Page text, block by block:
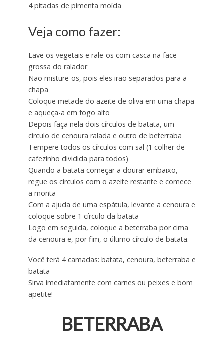
4 pitadas de pimenta moída
Veja como fazer:
Lave os vegetais e rale-os com casca na face
grossa do ralador
Não misture-os, pois eles irão separados para a
chapa
Coloque metade do azeite de oliva em uma chapa
e aqueça-a em fogo alto
Depois faça nela dois círculos de batata, um
círculo de cenoura ralada e outro de beterraba
Tempere todos os círculos com sal (1 colher de
cafezinho dividida para todos)
Quando a batata começar a dourar embaixo,
regue os círculos com o azeite restante e comece
a monta
Com a ajuda de uma espátula, levante a cenoura e
coloque sobre 1 círculo da batata
Logo em seguida, coloque a beterraba por cima
da cenoura e, por fim, o último círculo de batata.
Você terá 4 camadas: batata, cenoura, beterraba e
batata
Sirva imediatamente com carnes ou peixes e bom
apetite!
BETERRABA